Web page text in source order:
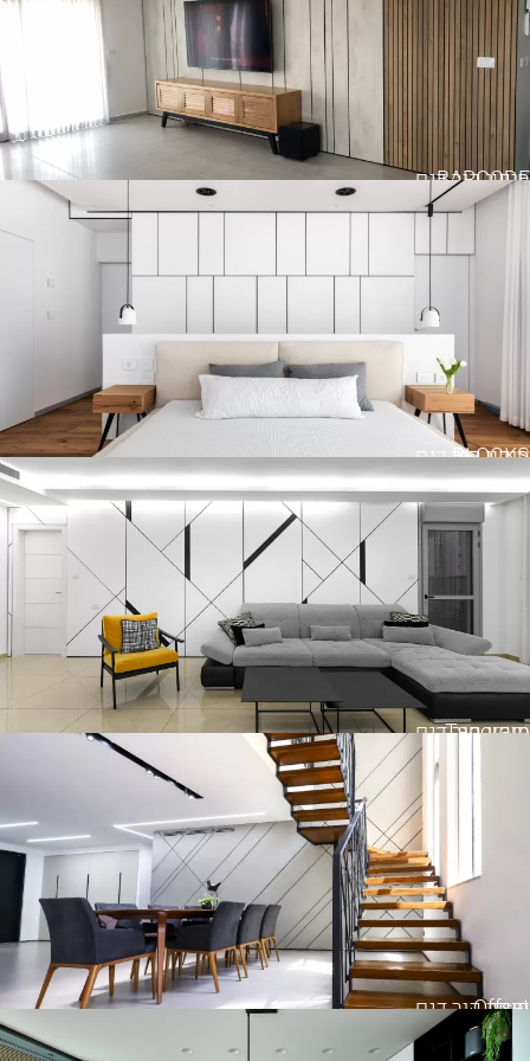
חיפוי קיר דגם
BARCODE
חיפוי קיר דגם
BLOCKS
חיפוי קיר דגם
Tangram
חיפוי קיר דגם
Offset